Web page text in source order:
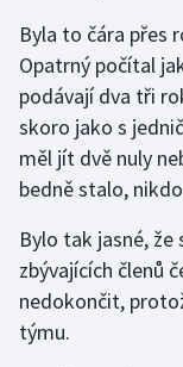
Olympijské hry
Parasport
Plavání
Plážový volejbal
Ragby
Byla to čára přes
Opatrný počítal
podávají dva tři
skoro jako s
měl jít dvě nuly
bedně stalo,
Bylo tak jasné,
zbývajících členů
nedokončit,
týmu.